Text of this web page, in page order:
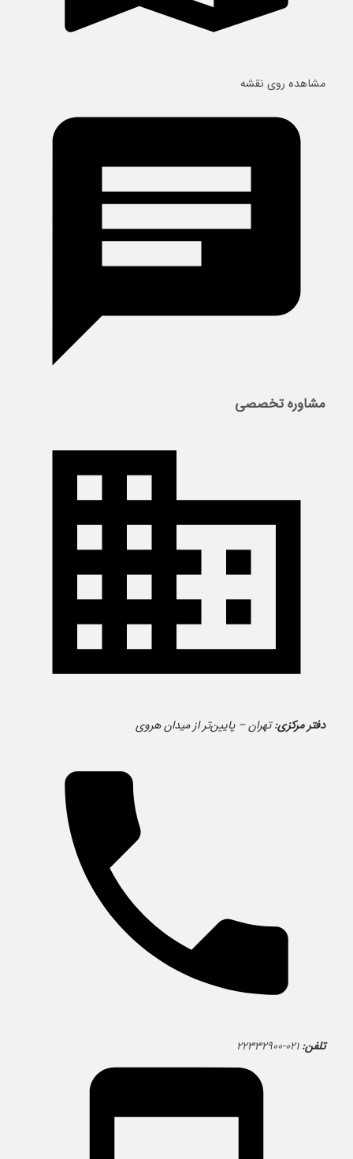
مشاهده روی نقشه
مشاوره تخصصی
دفتر مرکزی:تهران – پایین‌تر از میدان هروی
تلفن: ۰۲۱-۲۲۳۳۲۹۰۰